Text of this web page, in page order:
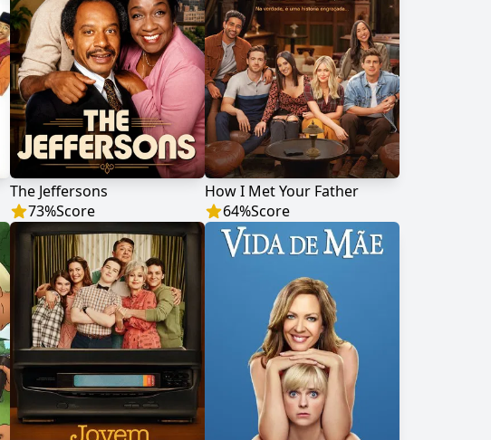
The Jeffersons
73%Score
How I Met Your Father
64%Score